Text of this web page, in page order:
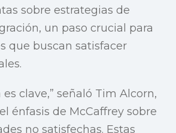
sobre estrategias de
un paso crucial para
que buscan satisfacer
es clave,” señaló Tim Alcorn,
énfasis de McCaffrey sobre
no satisfechas. Estas